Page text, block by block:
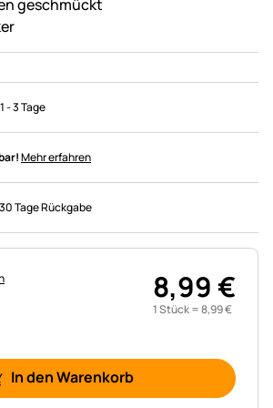
geschmückt
1 - 3 Tage
Mehr erfahren
30 Tage Rückgabe
8,99€
1 Stück =8,99€
In den Warenkorb